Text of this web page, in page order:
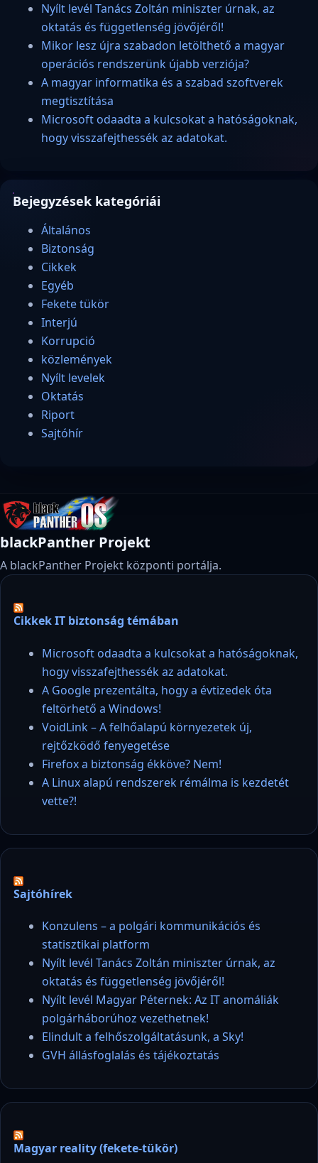
Nyílt levél Tanács Zoltán miniszter úrnak, az
oktatás és függetlenség jövőjéről!
Mikor lesz újra szabadon letölthető a magyar
operációs rendszerünk újabb verziója?
A magyar informatika és a szabad szoftverek
megtisztítása
Microsoft odaadta a kulcsokat a hatóságoknak,
hogy visszafejthessék az adatokat.
Bejegyzések kategóriái
Általános
Biztonság
Cikkek
Egyéb
Fekete tükör
Interjú
Korrupció
közlemények
Nyílt levelek
Oktatás
Riport
Sajtóhír
blackPanther Projekt
A blackPanther Projekt központi portálja.
Cikkek IT biztonság témában
Microsoft odaadta a kulcsokat a hatóságoknak,
hogy visszafejthessék az adatokat.
A Google prezentálta, hogy a évtizedek óta
feltörhető a Windows!
VoidLink – A felhőalapú környezetek új,
rejtőzködő fenyegetése
Firefox a biztonság ékköve? Nem!
A Linux alapú rendszerek rémálma is kezdetét
vette?!
Sajtóhírek
Konzulens – a polgári kommunikációs és
statisztikai platform
Nyílt levél Tanács Zoltán miniszter úrnak, az
oktatás és függetlenség jövőjéről!
Nyílt levél Magyar Péternek: Az IT anomáliák
polgárháborúhoz vezethetnek!
Elindult a felhőszolgáltatásunk, a Sky!
GVH állásfoglalás és tájékoztatás
Magyar reality (fekete-tükör)